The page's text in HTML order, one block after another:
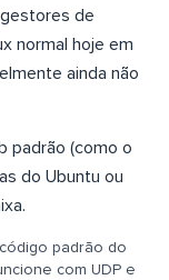
de
normal hoje em
ainda não
padrão (como o
do Ubuntu ou
padrão do
com UDP e